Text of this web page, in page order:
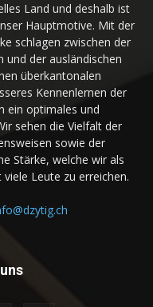
Land und deshalb ist
Hauptmotive. Mit der
schlagen zwischen der
und der ausländischen
überkantonalen
Kennenlernen der
ein optimales und
sehen die Vielfalt der
sowie der
Stärke, welche wir als
Leute zu erreichen.